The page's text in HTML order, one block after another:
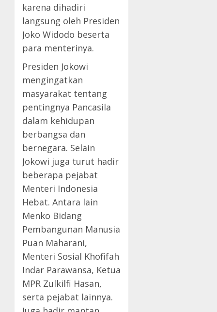
karena dihadiri
langsung oleh Presiden
Joko Widodo beserta
para menterinya.
Presiden Jokowi
mengingatkan
masyarakat tentang
pentingnya Pancasila
dalam kehidupan
berbangsa dan
bernegara. Selain
Jokowi juga turut hadir
beberapa pejabat
Menteri Indonesia
Hebat. Antara lain
Menko Bidang
Pembangunan Manusia
Puan Maharani,
Menteri Sosial Khofifah
Indar Parawansa, Ketua
MPR Zulkilfi Hasan,
serta pejabat lainnya.